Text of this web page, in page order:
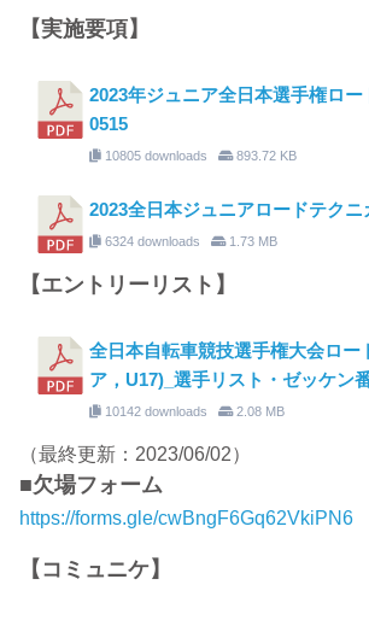
【実施要項】
2023年ジュニア全日本選手権ロー
0515
10805 downloads 893.72 KB
2023全日本ジュニアロードテクニ
6324 downloads 1.73 MB
【エントリーリスト】
全日本自転車競技選手権大会ロー
ア，U17)_選手リスト・ゼッケン
10142 downloads 2.08 MB
（最終更新：2023/06/02）
■欠場フォーム
https://forms.gle/cwBngF6Gq62VkiPN6
【コミュニケ】